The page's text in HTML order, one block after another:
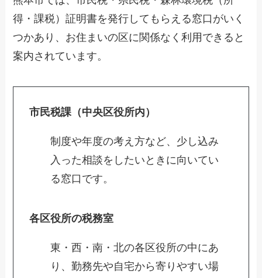
得・課税）証明書を発行してもらえる窓口がいく
つかあり、お住まいの区に関係なく利用できると
案内されています。
市民税課（中央区役所内）
制度や年度の考え方など、少し込み
入った相談をしたいときに向いてい
る窓口です。
各区役所の税務室
東・西・南・北の各区役所の中にあ
り、勤務先や自宅から寄りやすい場